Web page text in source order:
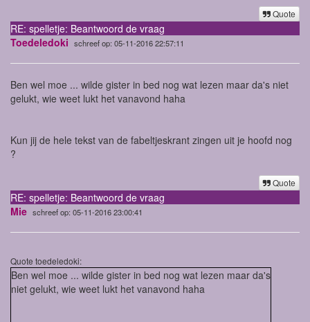
Quote
RE: spelletje: Beantwoord de vraag
Toedeledoki schreef op: 05-11-2016 22:57:11
Ben wel moe ... wilde gister in bed nog wat lezen maar da's niet
gelukt, wie weet lukt het vanavond haha
Kun jij de hele tekst van de fabeltjeskrant zingen uit je hoofd nog
?
Quote
RE: spelletje: Beantwoord de vraag
Mie schreef op: 05-11-2016 23:00:41
Quote toedeledoki:
Ben wel moe ... wilde gister in bed nog wat lezen maar da's
niet gelukt, wie weet lukt het vanavond haha